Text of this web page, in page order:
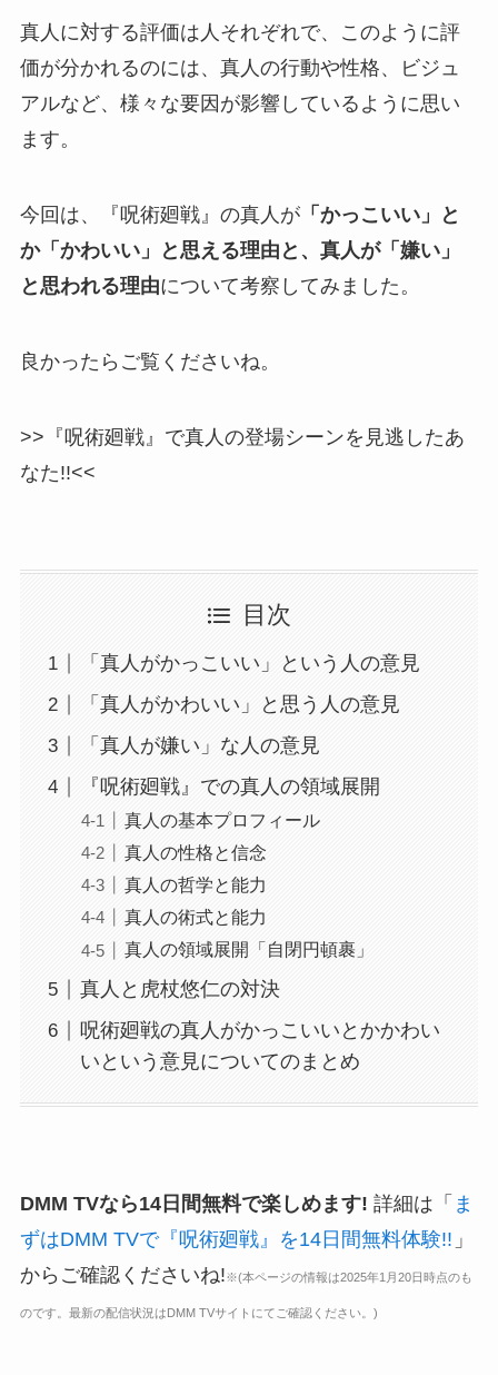
真人に対する評価は人それぞれで、このように評
価が分かれるのには、真人の行動や性格、ビジュ
アルなど、様々な要因が影響しているように思い
ます。
今回は、『呪術廻戦』の真人が「かっこいい」と
か「かわいい」と思える理由と、真人が「嫌い」
と思われる理由について考察してみました。
良かったらご覧くださいね。
>>『呪術廻戦』で真人の登場シーンを見逃したあ
なた!!<<
目次
「真人がかっこいい」という人の意見
「真人がかわいい」と思う人の意見
「真人が嫌い」な人の意見
『呪術廻戦』での真人の領域展開
真人の基本プロフィール
真人の性格と信念
真人の哲学と能力
真人の術式と能力
真人の領域展開「自閉円頓裹」
真人と虎杖悠仁の対決
呪術廻戦の真人がかっこいいとかかわい
いという意見についてのまとめ
DMM TVなら14日間無料で楽しめます! 詳細は「 ま
ずはDMM TVで『呪術廻戦』を14日間無料体験!! 」
からご確認くださいね!※(本ページの情報は2025年1月20日時点のも
のです。最新の配信状況はDMM TVサイトにてご確認ください。)